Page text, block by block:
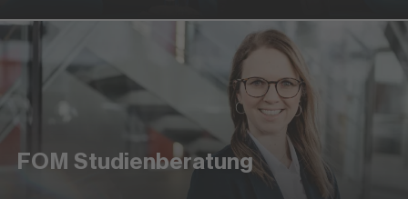
FOM Studienberatung